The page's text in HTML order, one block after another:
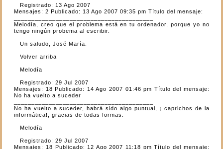
Registrado: 13 Ago 2007
Mensajes: 2 Publicado: 13 Ago 2007 09:35 pm Título del mensaje:
Melodía, creo que el problema está en tu ordenador, porque yo no
tengo ningún probema al escribir.
Un saludo, José María.
Volver arriba
Melodía
Registrado: 29 Jul 2007
Mensajes: 18 Publicado: 14 Ago 2007 01:46 pm Título del mensaje:
No ha vuelto a suceder
No ha vuelto a suceder, habrá sido algo puntual, ¡ caprichos de la
informática!, gracias de todas formas.
Melodía
Registrado: 29 Jul 2007
Mensajes: 18 Publicado: 12 Ago 2007 11:18 pm Título del mensaje: